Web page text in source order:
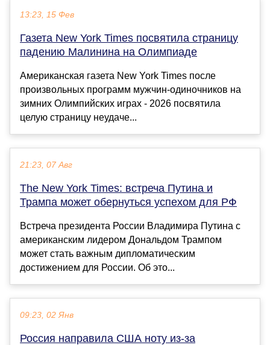
13:23, 15 Фев
Газета New York Times посвятила страницу
падению Малинина на Олимпиаде
Американская газета New York Times после
произвольных программ мужчин-одиночников на
зимних Олимпийских играх - 2026 посвятила
целую страницу неудаче...
21:23, 07 Авг
The New York Times: встреча Путина и
Трампа может обернуться успехом для РФ
Встреча президента России Владимира Путина с
американским лидером Дональдом Трампом
может стать важным дипломатическим
достижением для России. Об это...
09:23, 02 Янв
Россия направила США ноту из-за